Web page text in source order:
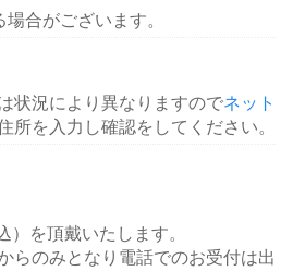
合がございます。
状況により異なりますのでネット
所を入力し確認をしてください。
を頂戴いたします。
らのみとなり電話でのお受付は出